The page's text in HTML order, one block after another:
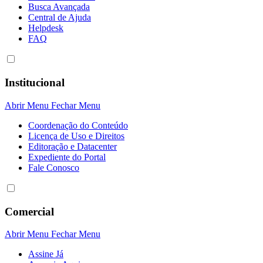
Busca Avançada
Central de Ajuda
Helpdesk
FAQ
Institucional
Abrir Menu Fechar Menu
Coordenação do Conteúdo
Licença de Uso e Direitos
Editoração e Datacenter
Expediente do Portal
Fale Conosco
Comercial
Abrir Menu Fechar Menu
Assine Já